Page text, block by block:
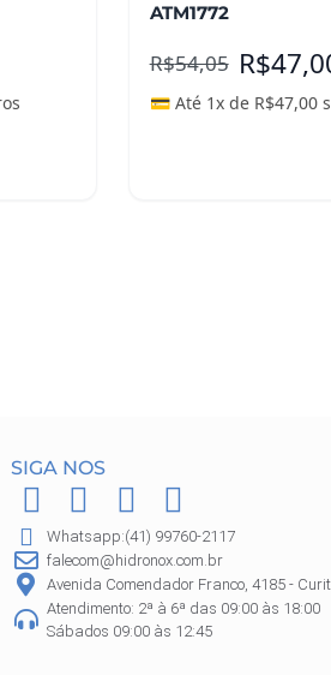
ATM1772
R$54,05 R$
💳 Até 1x de R$47,00
SIGA NOS
F
a
c
e
b
I
n
s
t
a
P
i
n
t
e
W
h
a
t
s
Whatsapp:(41) 99760-2117
falecom@hidronox.com.br
Avenida Comendador Franco, 4185 -
Atendimento: 2ª à 6ª das 09:00 às 18:00
Sábados 09:00 às 12:45